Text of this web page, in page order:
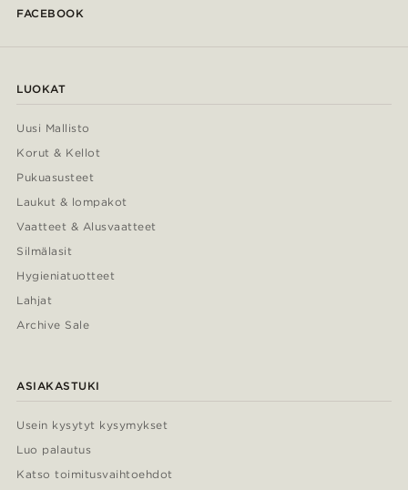
FACEBOOK
LUOKAT
Uusi Mallisto
Korut & Kellot
Pukuasusteet
Laukut & lompakot
Vaatteet & Alusvaatteet
Silmälasit
Hygieniatuotteet
Lahjat
Archive Sale
ASIAKASTUKI
Usein kysytyt kysymykset
Luo palautus
Katso toimitusvaihtoehdot